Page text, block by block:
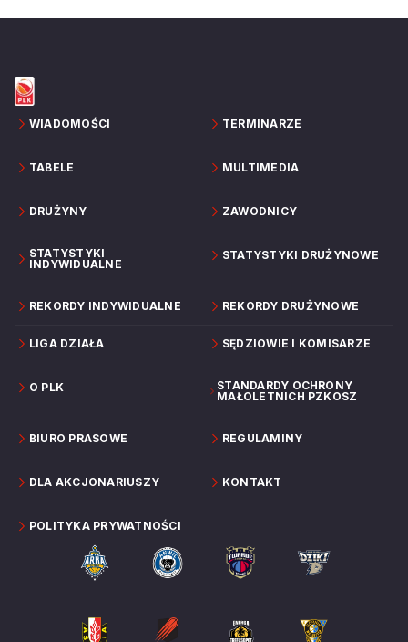
WIADOMOŚCI TERMINARZE
TABELE MULTIMEDIA
DRUŻYNY ZAWODNICY
STATYSTYKI
INDYWIDUALNE
STATYSTYKI DRUŻYNOWE
REKORDY INDYWIDUALNE REKORDY DRUŻYNOWE
LIGA DZIAŁA SĘDZIOWIE I KOMISARZE
O PLK
STANDARDY OCHRONY
MAŁOLETNICH PZKOSZ
BIURO PRASOWE REGULAMINY
DLA AKCJONARIUSZY KONTAKT
POLITYKA PRYWATNOŚCI